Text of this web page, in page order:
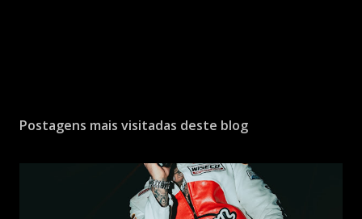
Postagens mais visitadas deste blog